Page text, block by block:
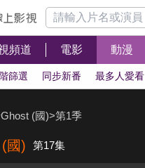
頻道 電影 動漫
篩選 同步新番 最多人愛看
(國)>第1季
國) 第17集